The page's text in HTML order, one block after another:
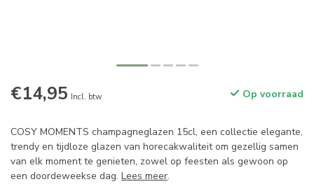
€14,95 Incl. btw Op voorraad
COSY MOMENTS champagneglazen 15cl, een collectie elegante,
trendy en tijdloze glazen van horecakwaliteit om gezellig samen
van elk moment te genieten, zowel op feesten als gewoon op
een doordeweekse dag. Lees meer.